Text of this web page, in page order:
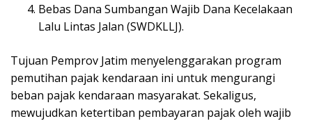
Bebas Dana Sumbangan Wajib Dana Kecelakaan
Lalu Lintas Jalan (SWDKLLJ).
Tujuan Pemprov Jatim menyelenggarakan program
pemutihan pajak kendaraan ini untuk mengurangi
beban pajak kendaraan masyarakat. Sekaligus,
mewujudkan ketertiban pembayaran pajak oleh wajib